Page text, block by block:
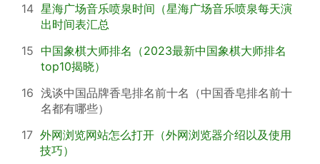
14 星海广场音乐喷泉时间（星海广场音乐喷泉每天演
出时间表汇总
15 中国象棋大师排名（2023最新中国象棋大师排名
top10揭晓）
16 浅谈中国品牌香皂排名前十名（中国香皂排名前十
名都有哪些）
17 外网浏览网站怎么打开（外网浏览器介绍以及使用
技巧）